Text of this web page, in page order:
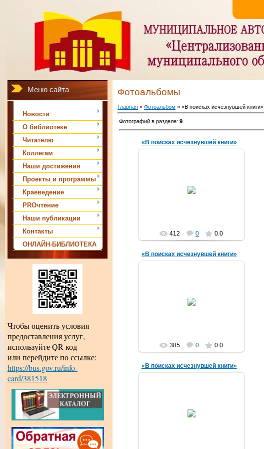
Меню сайта
Новости
О библиотеке
Читателю
Коллегам
Наши достижения
Проекты и программы
Краеведение
PROчтение
Наши публикации
Контакты
ОНЛАЙН-БИБЛИОТЕКА
Чтобы оценить условия
предоставления услуг,
используйте QR-код
или перейдите по ссылке:
https://bus.gov.ru/info-
card/381518
Фотоальбомы
Главная » Фотоальбом » «В поисках исчезнувшей книги»
Фотографий в разделе: 9
«В поисках исчезнувшей книги»
412 0 0.0
«В поисках исчезнувшей книги»
385 0 0.0
«В поисках исчезнувшей книги»